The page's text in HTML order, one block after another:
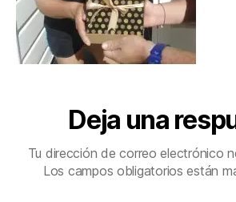
Deja una
Tu dirección de correo electrónico
Los campos obligatorios están